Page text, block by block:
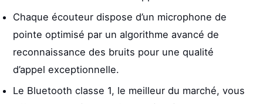
Chaque écouteur dispose d’un microphone de
pointe optimisé par un algorithme avancé de
reconnaissance des bruits pour une qualité
d’appel exceptionnelle.
Le Bluetooth classe 1, le meilleur du marché, vous